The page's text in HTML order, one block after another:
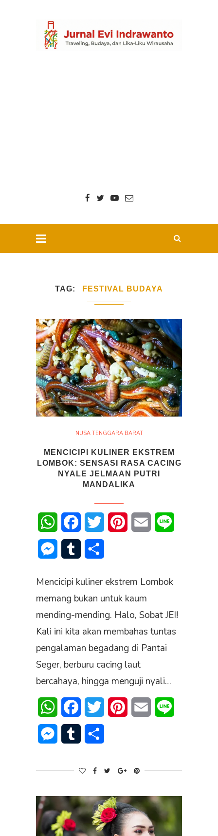
TAG FESTIVAL BUDAYA
NUSA TENGGARA BARAT
MENCICIPI KULINER EKSTREM
LOMBOK: SENSASI RASA CACING
NYALE JELMAAN PUTRI
MANDALIKA
WhatsAppFacebookTwitter PinterestEmail
Messenger
Tumblr
Mencicipi kuliner ekstrem Lombok
memang bukan untuk kaum
mending-mending. Halo, Sobat JEI!
Kali ini kita akan membahas tuntas
pengalaman begadang di Pantai
Seger, berburu cacing laut
bercahaya, hingga menguji nyali…
WhatsAppFacebookTwitter PinterestEmail
Messenger
Tumblr